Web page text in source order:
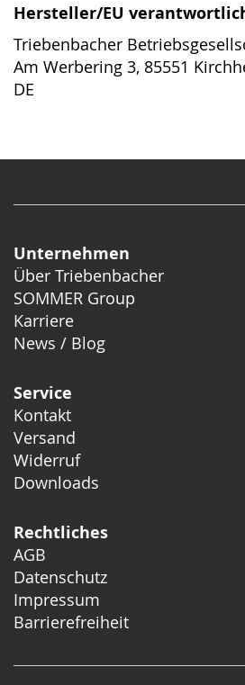
Hersteller/EU
Triebenbacher
Am Werbering 3, 85551
DE
Unternehmen
Über Triebenbacher
SOMMER Group
Karriere
News / Blog
Service
Kontakt
Versand
Widerruf
Downloads
Rechtliches
AGB
Datenschutz
Impressum
Barrierefreiheit